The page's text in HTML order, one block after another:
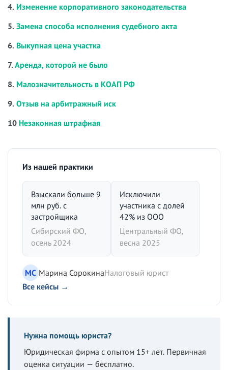
4. Изменение корпоративного законодательства
5. Замена способа исполнения судебного акта
6. Выкупная цена участка
7. Аренда, которой не было
8. Малозначительность в КОАП РФ
9. Отзыв на арбитражный иск
10 Незаконная штрафная
Из нашей практики
Взыскали больше 9
млн руб. с
застройщика
Сибирский ФО,
осень 2024
Исключили
участника с долей
42% из ООО
Центральный ФО,
весна 2025
МС Марина СорокинаНалоговый юрист
Все кейсы →
Нужна помощь юриста?
Юридическая фирма с опытом 15+ лет. Первичная
оценка ситуации — бесплатно.